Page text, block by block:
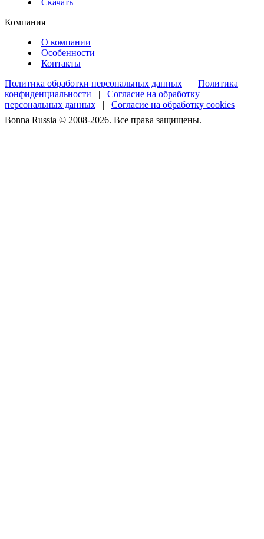
Скачать
Компания
О компании
Особенности
Контакты
Политика обработки персональных данных | Политика
конфиденциальности | Согласие на обработку
персональных данных | Согласие на обработку cookies
Bonna Russia © 2008-2026. Все права защищены.